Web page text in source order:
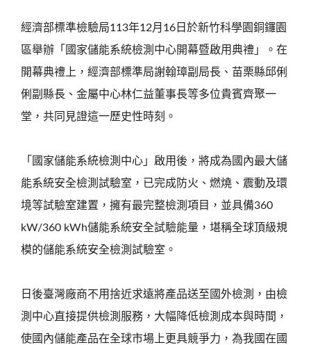
經濟部標準檢驗局113年12月16日於新竹科學園銅鑼園
區舉辦「國家儲能系統檢測中心開幕暨啟用典禮」。在
開幕典禮上，經濟部標準局謝翰璋副局長、苗栗縣邱俐
俐副縣長、金屬中心林仁益董事長等多位貴賓齊聚一
堂，共同見證這一歷史性時刻。
「國家儲能系統檢測中心」啟用後，將成為國內最大儲
能系統安全檢測試驗室，已完成防火、燃燒、震動及環
境等試驗室建置，擁有最完整檢測項目，並具備360
kW/360 kWh儲能系統安全試驗能量，堪稱全球頂級規
模的儲能系統安全檢測試驗室。
日後臺灣廠商不用捨近求遠將產品送至國外檢測，由檢
測中心直接提供檢測服務，大幅降低檢測成本與時間，
使國內儲能產品在全球市場上更具競爭力，為我國在國